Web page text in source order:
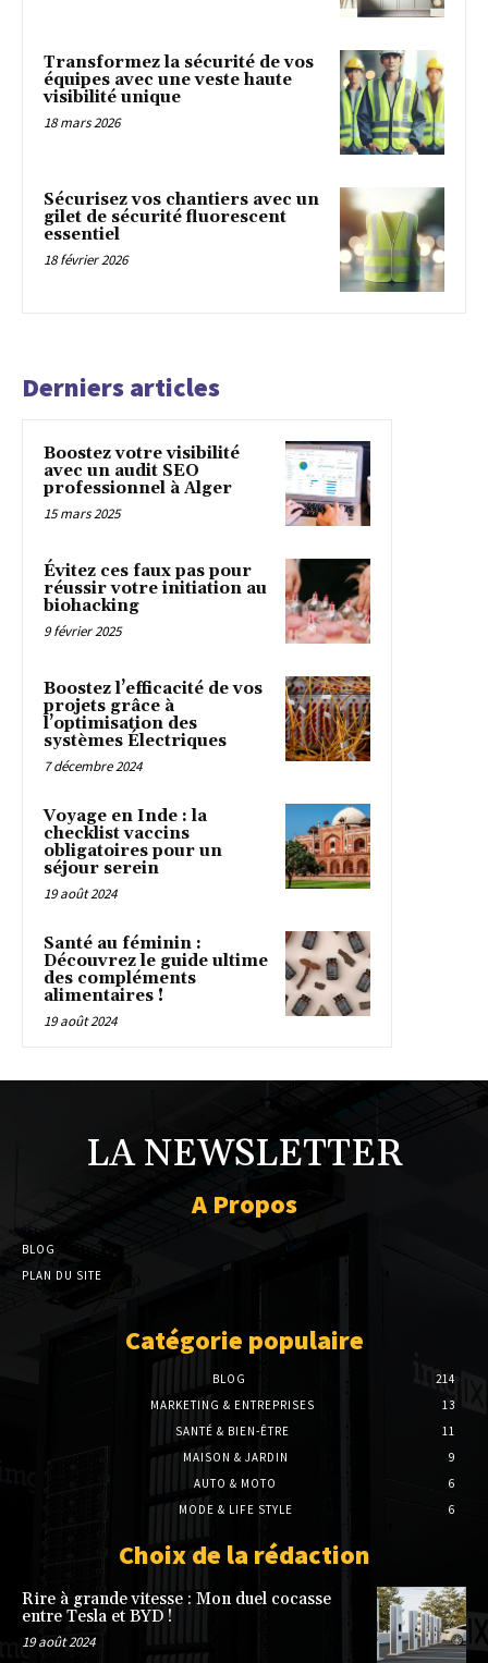
Transformez la sécurité de vos
équipes avec une veste haute
visibilité unique
18 mars 2026
Sécurisez vos chantiers avec un
gilet de sécurité fluorescent
essentiel
18 février 2026
Derniers articles
Boostez votre visibilité
avec un audit SEO
professionnel à Alger
15 mars 2025
Évitez ces faux pas pour
réussir votre initiation au
biohacking
9 février 2025
Boostez l’efficacité de vos
projets grâce à
l’optimisation des
systèmes Électriques
7 décembre 2024
Voyage en Inde : la
checklist vaccins
obligatoires pour un
séjour serein
19 août 2024
Santé au féminin :
Découvrez le guide ultime
des compléments
alimentaires !
19 août 2024
LA NEWSLETTER
A Propos
BLOG
PLAN DU SITE
Catégorie populaire
BLOG
214
MARKETING & ENTREPRISES
13
SANTÉ & BIEN-ÊTRE
11
MAISON & JARDIN
9
AUTO & MOTO
6
MODE & LIFE STYLE
6
Choix de la rédaction
Rire à grande vitesse : Mon duel cocasse
entre Tesla et BYD !
19 août 2024